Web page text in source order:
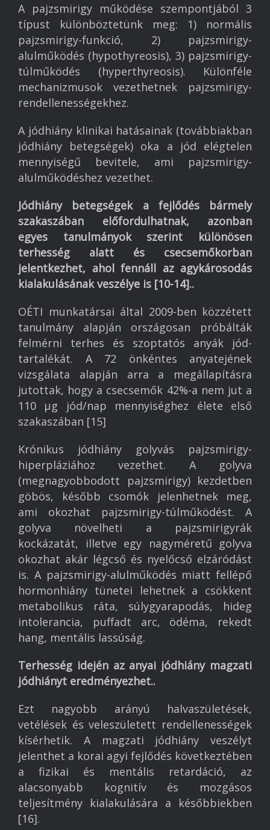
A pajzsmirigy működése szempontjából 3
típust különböztetünk meg: 1) normális
pajzsmirigy-funkció, 2) pajzsmirigy-
alulműködés (hypothyreosis), 3) pajzsmirigy-
túlműködés (hyperthyreosis). Különféle
mechanizmusok vezethetnek pajzsmirigy-
rendellenességekhez.
A jódhiány klinikai hatásainak (továbbiakban
jódhiány betegségek) oka a jód elégtelen
mennyiségű bevitele, ami pajzsmirigy-
alulműködéshez vezethet.
Jódhiány betegségek a fejlődés bármely
szakaszában előfordulhatnak, azonban
egyes tanulmányok szerint különösen
terhesség alatt és csecsemőkorban
jelentkezhet, ahol fennáll az agykárosodás
kialakulásának veszélye is [10-14]..
OÉTI munkatársai által 2009-ben közzétett
tanulmány alapján országosan próbálták
felmérni terhes és szoptatós anyák jód-
tartalékát. A 72 önkéntes anyatejének
vizsgálata alapján arra a megállapításra
jutottak, hogy a csecsemők 42%-a nem jut a
110 μg jód/nap mennyiséghez élete első
szakaszában [15]
Krónikus jódhiány golyvás pajzsmirigy-
hiperpláziához vezethet. A golyva
(megnagyobbodott pajzsmirigy) kezdetben
göbös, később csomók jelenhetnek meg,
ami okozhat pajzsmirigy-túlműködést. A
golyva növelheti a pajzsmirigyrák
kockázatát, illetve egy nagyméretű golyva
okozhat akár légcső és nyelőcső elzáródást
is. A pajzsmirigy-alulműködés miatt fellépő
hormonhiány tünetei lehetnek a csökkent
metabolikus ráta, súlygyarapodás, hideg
intolerancia, puffadt arc, ödéma, rekedt
hang, mentális lassúság.
Terhesség idején az anyai jódhiány magzati
jódhiányt eredményezhet..
Ezt nagyobb arányú halvaszületések,
vetélések és veleszületett rendellenességek
kísérhetik. A magzati jódhiány veszélyt
jelenthet a korai agyi fejlődés következtében
a fizikai és mentális retardáció, az
alacsonyabb kognitív és mozgásos
teljesítmény kialakulására a későbbiekben
[16].